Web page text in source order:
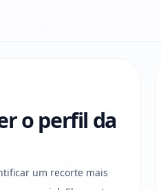
o perfil da
um recorte mais